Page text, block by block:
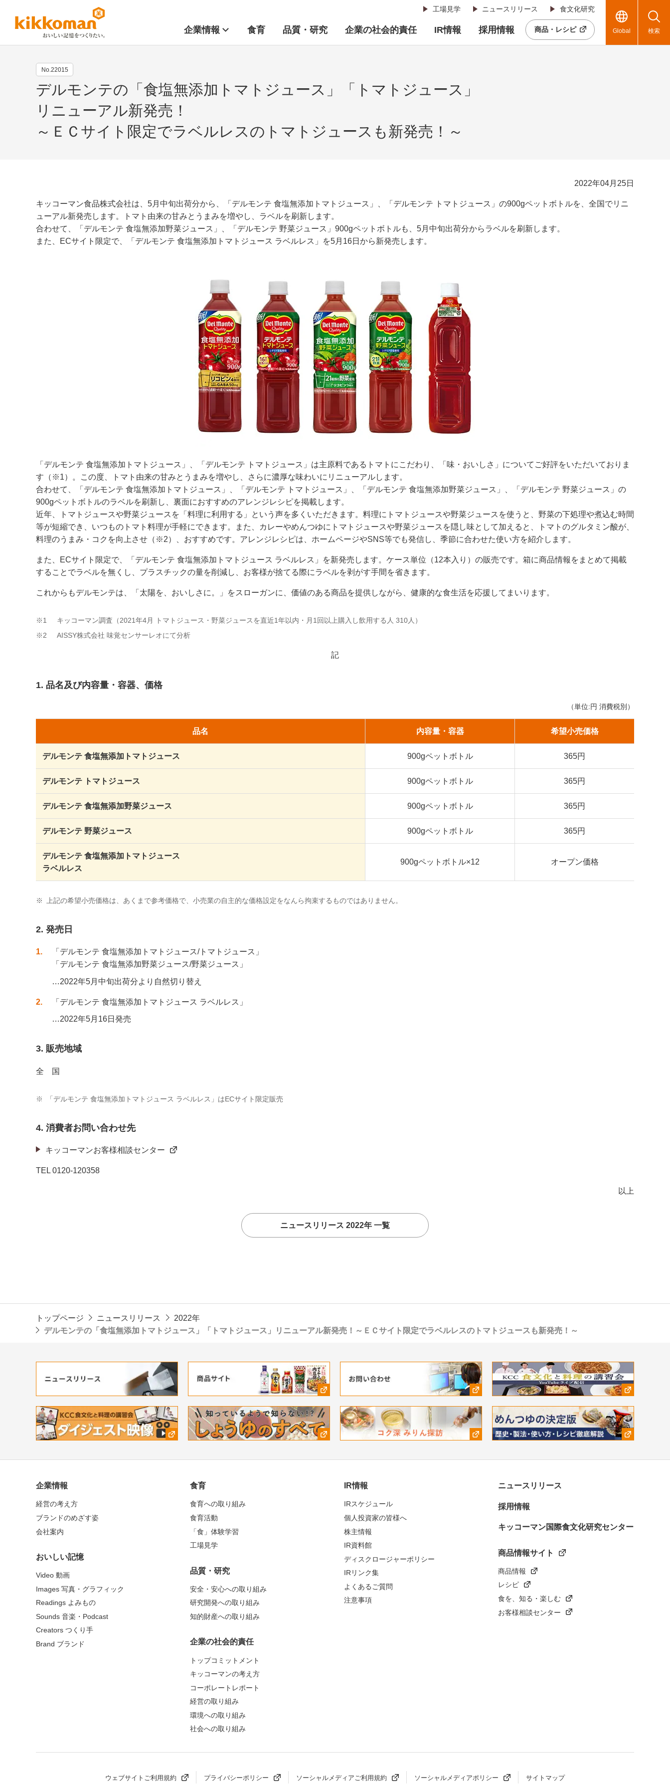
工場見学 ニュースリリース 食文化研究
企業情報 食育 品質・研究 企業の社会的責任 IR情報 採用情報 商品・レシピ Global 検索
No.22015
デルモンテの「食塩無添加トマトジュース」「トマトジュース」
リニューアル新発売！
～ＥＣサイト限定でラベルレスのトマトジュースも新発売！～
2022年04月25日
キッコーマン食品株式会社は、5月中旬出荷分から、「デルモンテ 食塩無添加トマトジュース」、「デルモンテ トマトジュース」の900gペットボトルを、全国でリニ
ューアル新発売します。トマト由来の甘みとうまみを増やし、ラベルを刷新します。
合わせて、「デルモンテ 食塩無添加野菜ジュース」、「デルモンテ 野菜ジュース」900gペットボトルも、5月中旬出荷分からラベルを刷新します。
また、ECサイト限定で、「デルモンテ 食塩無添加トマトジュース ラベルレス」を5月16日から新発売します。
「デルモンテ 食塩無添加トマトジュース」、「デルモンテ トマトジュース」は主原料であるトマトにこだわり、「味・おいしさ」についてご好評をいただいておりま
す（※1）。この度、トマト由来の甘みとうまみを増やし、さらに濃厚な味わいにリニューアルします。
合わせて、「デルモンテ 食塩無添加トマトジュース」、「デルモンテ トマトジュース」、「デルモンテ 食塩無添加野菜ジュース」、「デルモンテ 野菜ジュース」の
900gペットボトルのラベルを刷新し、裏面におすすめのアレンジレシピを掲載します。
近年、トマトジュースや野菜ジュースを「料理に利用する」という声を多くいただきます。料理にトマトジュースや野菜ジュースを使うと、野菜の下処理や煮込む時間
等が短縮でき、いつものトマト料理が手軽にできます。また、カレーやめんつゆにトマトジュースや野菜ジュースを隠し味として加えると、トマトのグルタミン酸が、
料理のうまみ・コクを向上させ（※2）、おすすめです。アレンジレシピは、ホームページやSNS等でも発信し、季節に合わせた使い方を紹介します。
また、ECサイト限定で、「デルモンテ 食塩無添加トマトジュース ラベルレス」を新発売します。ケース単位（12本入り）の販売です。箱に商品情報をまとめて掲載
することでラベルを無くし、プラスチックの量を削減し、お客様が捨てる際にラベルを剥がす手間を省きます。
これからもデルモンテは、「太陽を、おいしさに。」をスローガンに、価値のある商品を提供しながら、健康的な食生活を応援してまいります。
※1
キッコーマン調査（2021年4月 トマトジュース・野菜ジュースを直近1年以内・月1回以上購入し飲用する人 310人）
※2
AISSY株式会社 味覚センサーレオにて分析
記
1. 品名及び内容量・容器、価格
（単位:円 消費税別）
品名 内容量・容器 希望小売価格
デルモンテ 食塩無添加トマトジュース 900gペットボトル 365円
デルモンテ トマトジュース 900gペットボトル 365円
デルモンテ 食塩無添加野菜ジュース 900gペットボトル 365円
デルモンテ 野菜ジュース 900gペットボトル 365円
デルモンテ 食塩無添加トマトジュース
ラベルレス
900gペットボトル×12 オープン価格
※ 上記の希望小売価格は、あくまで参考価格で、小売業の自主的な価格設定をなんら拘束するものではありません。
2. 発売日
1
「デルモンテ 食塩無添加トマトジュース/トマトジュース」
「デルモンテ 食塩無添加野菜ジュース/野菜ジュース」
…2022年5月中旬出荷分より自然切り替え
2 「デルモンテ 食塩無添加トマトジュース ラベルレス」
…2022年5月16日発売
3. 販売地域
全 国
※ 「デルモンテ 食塩無添加トマトジュース ラベルレス」はECサイト限定販売
4. 消費者お問い合わせ先
キッコーマンお客様相談センター
TEL 0120-120358
以上
ニュースリリース 2022年 一覧
トップページ ニュースリリース
2022年
デルモンテの「食塩無添加トマトジュース」「トマトジュース」リニューアル新発売！～ＥＣサイト限定でラベルレスのトマトジュースも新発売！～
企業情報
経営の考え方
ブランドのめざす姿
会社案内
おいしい記憶
Video 動画
Images 写真・グラフィック
Readings よみもの
Sounds 音楽・Podcast
Creators つくり手
Brand ブランド
食育
食育への取り組み
食育活動
「食」体験学習
工場見学
品質・研究
安全・安心への取り組み
研究開発への取り組み
知的財産への取り組み
企業の社会的責任
トップコミットメント
キッコーマンの考え方
コーポレートレポート
経営の取り組み
環境への取り組み
社会への取り組み
IR情報
IRスケジュール
個人投資家の皆様へ
株主情報
IR資料館
ディスクロージャーポリシー
IRリンク集
よくあるご質問
注意事項
ニュースリリース
採用情報
キッコーマン国際食文化研究センター
商品情報サイト
商品情報
レシピ
食を、知る・楽しむ
お客様相談センター
ウェブサイトご利用規約 プライバシーポリシー ソーシャルメディアご利用規約 ソーシャルメディアポリシー サイトマップ